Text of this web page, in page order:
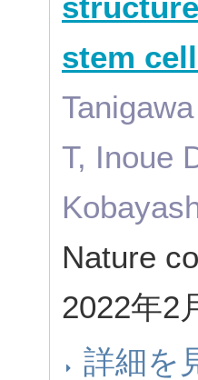
stem
T, Inoue
Nature
2022年2
詳細を